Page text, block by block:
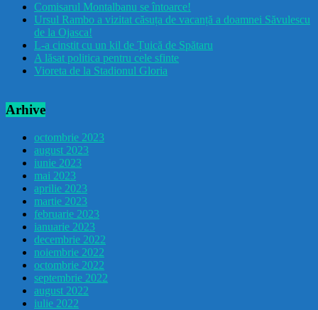
Comisarul Montalbanu se întoarce!
Ursul Rambo a vizitat căsuța de vacanță a doamnei Săvulescu
de la Ojasca!
L-a cinstit cu un kil de Țuică de Spătaru
A lăsat politica pentru cele sfinte
Vioreta de la Stadionul Gloria
Arhive
octombrie 2023
august 2023
iunie 2023
mai 2023
aprilie 2023
martie 2023
februarie 2023
ianuarie 2023
decembrie 2022
noiembrie 2022
octombrie 2022
septembrie 2022
august 2022
iulie 2022